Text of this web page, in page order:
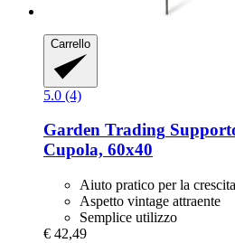
Carrello
5.0 (4)
Garden Trading
Cupola, 60x40
Aiuto pratico per la
Aspetto vintage attraente
Semplice utilizzo
€ 42,49